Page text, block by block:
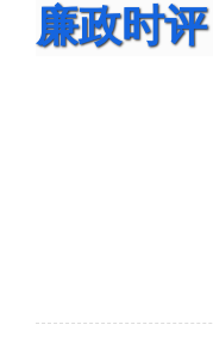
廉政时评